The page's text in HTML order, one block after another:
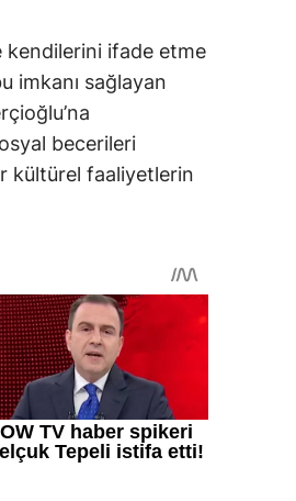
kendilerini ifade etme
imkanı sağlayan
becerileri
kültürel faaliyetlerin